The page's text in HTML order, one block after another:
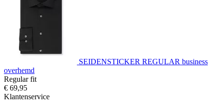
SEIDENSTICKER REGULAR business
overhemd
Regular fit
€ 69,95
Klantenservice